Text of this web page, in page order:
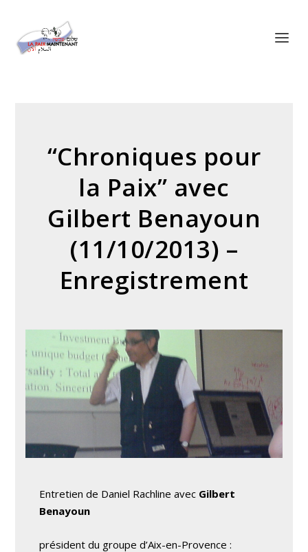
“Chroniques pour
la Paix” avec
Gilbert Benayoun
(11/10/2013) –
Enregistrement
Entretien de Daniel Rachline avec Gilbert
Benayoun
président du groupe d’Aix-en-Provence :